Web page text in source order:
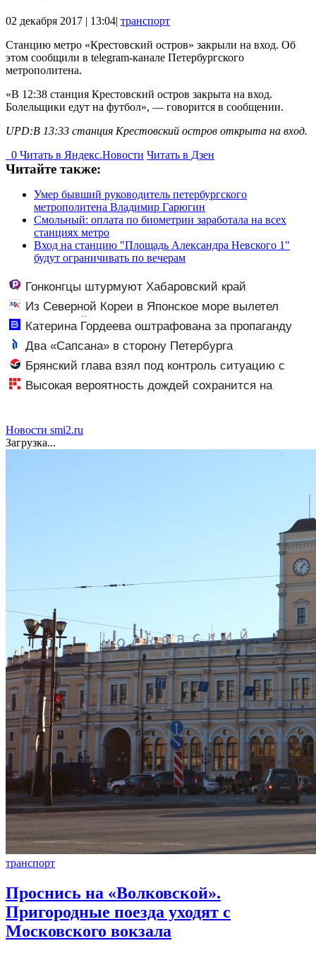
02 декабря 2017 | 13:04| транспорт
Станцию метро «Крестовский остров» закрыли на вход. Об
этом сообщили в telegram-канале Петербургского
метрополитена.
«В 12:38 станция Крестовский остров закрыта на вход.
Болельщики едут на футбол», — говорится в сообщении.
UPD:В 13:33 станция Крестовский остров открыта на вход.
0 Читать в Яндекс.Новости Читать в Дзен
Читайте также:
Умер бывший руководитель петербургского
метрополитена Владимир Гарюгин
Смольный: оплата по биометрии заработала на всех
станциях метро
Вход на станцию "Площадь Александра Невского 1"
будут ограничивать по вечерам
Гонконгцы штурмуют Хабаровский край
Из Северной Кореи в Японское море вылетел
неопознанный снаряд
Катерина Гордеева оштрафована за пропаганду
ЛГБТ в интернете - Новости на Вести.ru
Два «Сапсана» в сторону Петербурга
задерживаются на полчаса
Брянский глава взял под контроль ситуацию с
пожаром на улице Олега Кошевого
Высокая вероятность дождей сохранится на
Новости smi2.ru
Загрузка...
транспорт
Проснись на «Волковской».
Пригородные поезда уходят с
Московского вокзала